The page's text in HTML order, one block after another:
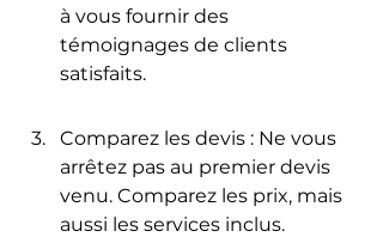
à vous fournir des
témoignages de clients
satisfaits.
Comparez les devis : Ne vous
arrêtez pas au premier devis
venu. Comparez les prix, mais
aussi les services inclus.